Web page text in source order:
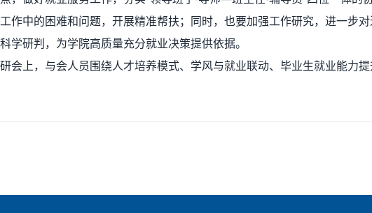
作中的困难和问题，开展精准帮扶；同时，也要加强工作研究，进一步
学研判，为学院高质量充分就业决策提供依据。
会上，与会人员围绕人才培养模式、学风与就业联动、毕业生就业能力提